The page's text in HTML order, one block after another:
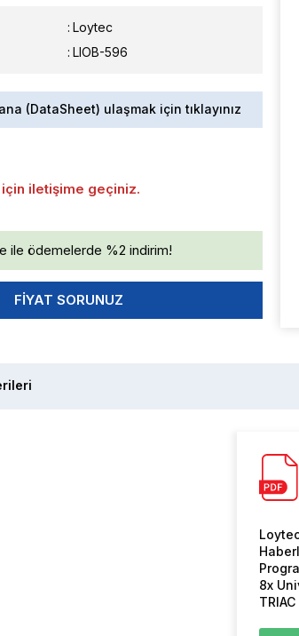
: Loytec
LIOB-596
(DataSheet) ulaşmak için tıklayınız
için iletişime geçiniz.
ile ödemelerde %2 indirim!
8x